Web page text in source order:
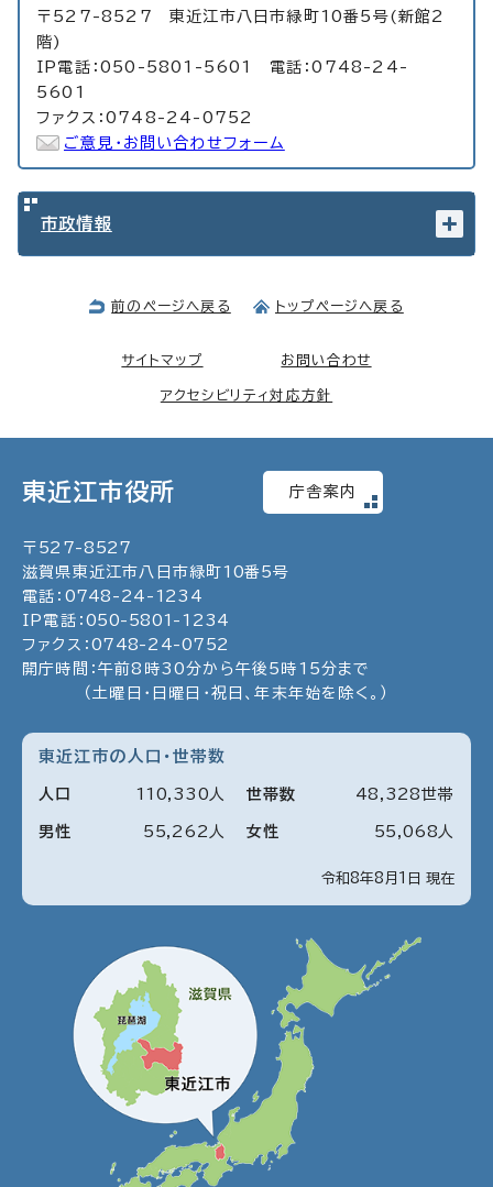
〒527-8527 東近江市八日市緑町10番5号(新館2
階)
IP電話：050-5801-5601 電話：0748-24-
5601
ファクス：0748-24-0752
ご意見・お問い合わせフォーム
市政情報
前のページへ戻る トップページへ戻る
サイトマップ お問い合わせ
アクセシビリティ対応方針
東近江市役所 庁舎案内
〒 527-8527
滋賀県東近江市八日市緑町10番5号
電話： 0748 - 24 - 1234
IP電話： 050- 5801 - 1234
ファクス： 0748- 24-0752
開庁時間：午前8時30分から午後5時15分まで
（土曜日・日曜日・祝日、年末年始を除く。）
東近江市の人口・世帯数
令和8年8月1日 現在
人口 110 330 人
男性 55 262 人 女性 55 068 人
世帯数 48 328世帯